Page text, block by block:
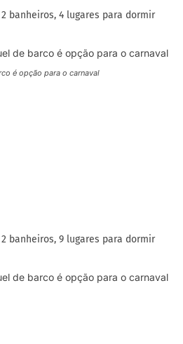
banheiros, 4 lugares para dormir
é opção para o carnaval
banheiros, 9 lugares para dormir